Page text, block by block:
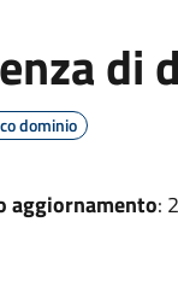
di
dominio
aggiornamento: